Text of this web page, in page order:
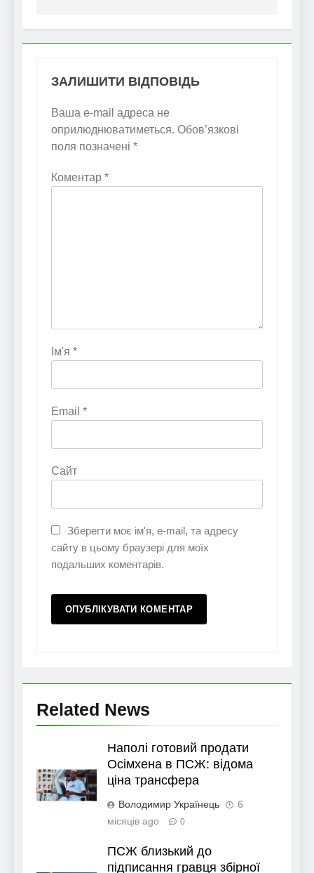
ЗАЛИШИТИ ВІДПОВІДЬ
Ваша e-mail адреса не
оприлюднюватиметься. Обов’язкові
поля позначені *
Коментар *
Ім'я *
Email *
Сайт
Зберегти моє ім'я, e-mail, та адресу
сайту в цьому браузері для моїх
подальших коментарів.
Related News
Наполі готовий продати
Осімхена в ПСЖ: відома
ціна трансфера
Володимир Українець
6
місяців ago
0
ПСЖ близький до
підписання гравця збірної